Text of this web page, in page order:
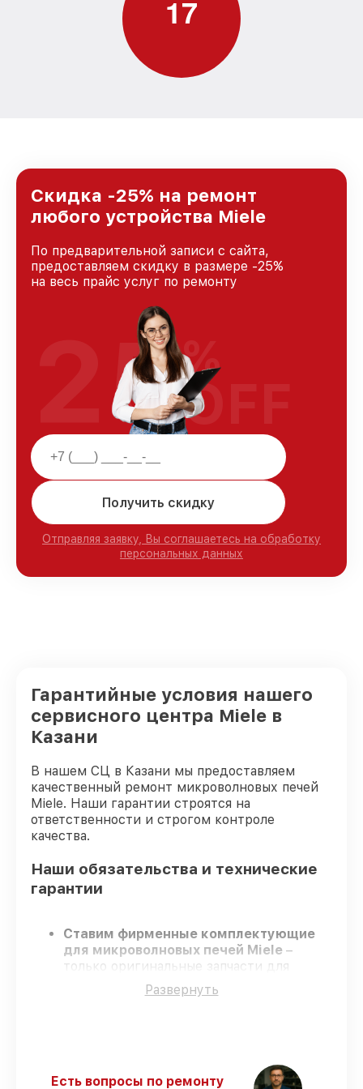
17
Скидка -25% на ремонт
любого устройства Miele
По предварительной записи с сайта,
предоставляем скидку в размере -25%
на весь прайс услуг по ремонту
Получить скидку
Отправляя заявку, Вы соглашаетесь на обработку
персональных данных
25%
OFF
Гарантийные условия нашего
сервисного центра Miele в
Казани
В нашем СЦ в Казани мы предоставляем
качественный ремонт микроволновых печей
Miele. Наши гарантии строятся на
ответственности и строгом контроле
качества.
Наши обязательства и технические
гарантии
Ставим фирменные комплектующие
для микроволновых печей Miele –
только оригинальные запчасти для
вашей техники.
Сертифицированные инженеры
– ремонт
микроволновых печей Miele без
Развернуть
Есть вопросы по ремонту